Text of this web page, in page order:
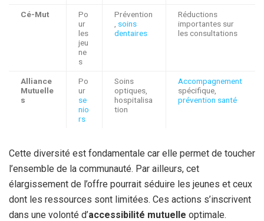
Cé-Mut
Po
ur
les
jeu
ne
s
Prévention
soins
dentaires
Réductions
importantes sur
les consultations
Alliance
Mutuelle
s
Po
ur
se
nio
rs
Soins
optiques,
hospitalisa
tion
Accompagnement
spécifique,
prévention santé
Cette diversité est fondamentale car elle permet de toucher
l’ensemble de la communauté. Par ailleurs, cet
élargissement de l’offre pourrait séduire les jeunes et ceux
dont les ressources sont limitées. Ces actions s’inscrivent
dans une volonté d’accessibilité mutuelle optimale.